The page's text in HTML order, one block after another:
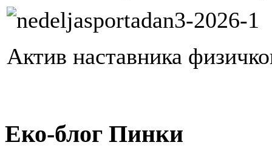
Актив наставника
Еко-блог Пинки